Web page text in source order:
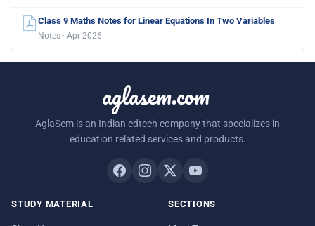
Class 9 Maths Notes for Linear Equations In Two Variables
Notes · Apr 2026
aglasem.com
AglaSem is an Indian edtech company that specializes in
education related services and products.
STUDY MATERIAL SECTIONS